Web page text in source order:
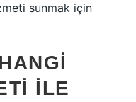
sunmak için
ILE